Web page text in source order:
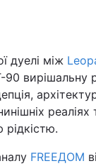
дуелі між
90 вирішальну
реаліях
FREEДОМ